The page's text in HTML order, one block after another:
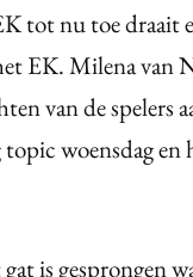
tot nu toe draait
EK. Milena van
van de spelers
woensdag
is gesprongen